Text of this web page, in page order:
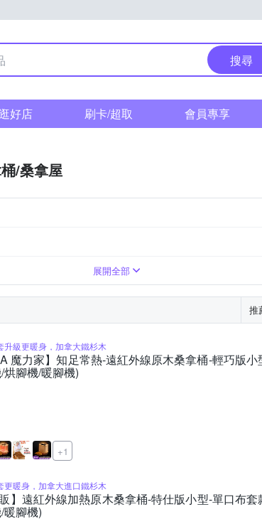
搜尋
好店 刷卡/超取 會員專享
/桑拿屋
展開全部
推
升級更暖身，加拿大鐵杉木
魔力家】知足常熱-遠紅外線原木桑拿桶-輕巧版
烘腳機/暖腳機)
+1
更暖身，加拿大進口鐵杉木
販】遠紅外線加熱原木桑拿桶-特仕版小型-單口布
暖腳機)